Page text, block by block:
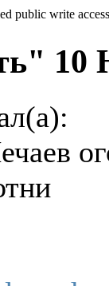
public write
10